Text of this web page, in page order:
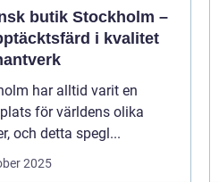
butik Stockholm –
i kvalitet
har alltid varit en
för världens olika
och detta spegl...
2025